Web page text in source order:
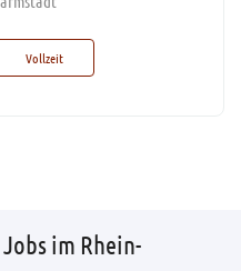
im Rhein-
Vollzeit